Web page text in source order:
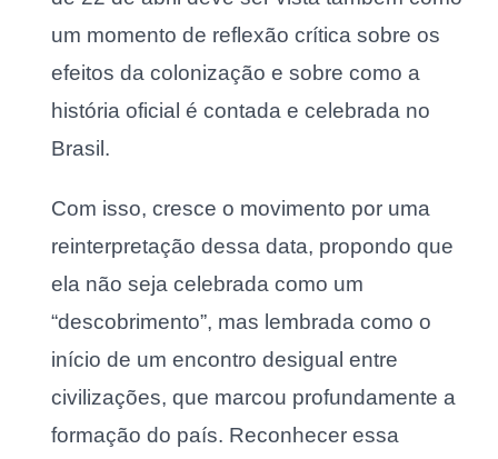
um momento de reflexão crítica sobre os
efeitos da colonização e sobre como a
história oficial é contada e celebrada no
Brasil.
Com isso, cresce o movimento por uma
reinterpretação dessa data, propondo que
ela não seja celebrada como um
“descobrimento”, mas lembrada como o
início de um encontro desigual entre
civilizações, que marcou profundamente a
formação do país. Reconhecer essa